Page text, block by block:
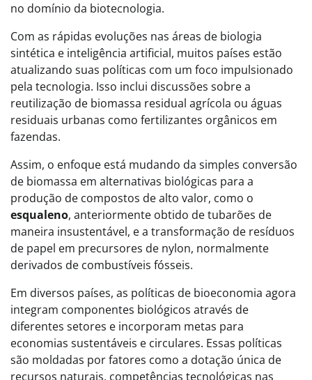
no domínio da biotecnologia.
Com as rápidas evoluções nas áreas de biologia
sintética e inteligência artificial, muitos países estão
atualizando suas políticas com um foco impulsionado
pela tecnologia. Isso inclui discussões sobre a
reutilização de biomassa residual agrícola ou águas
residuais urbanas como fertilizantes orgânicos em
fazendas.
Assim, o enfoque está mudando da simples conversão
de biomassa em alternativas biológicas para a
produção de compostos de alto valor, como o
esqualeno, anteriormente obtido de tubarões de
maneira insustentável, e a transformação de resíduos
de papel em precursores de nylon, normalmente
derivados de combustíveis fósseis.
Em diversos países, as políticas de bioeconomia agora
integram componentes biológicos através de
diferentes setores e incorporam metas para
economias sustentáveis e circulares. Essas políticas
são moldadas por fatores como a dotação única de
recursos naturais, competências tecnológicas nas